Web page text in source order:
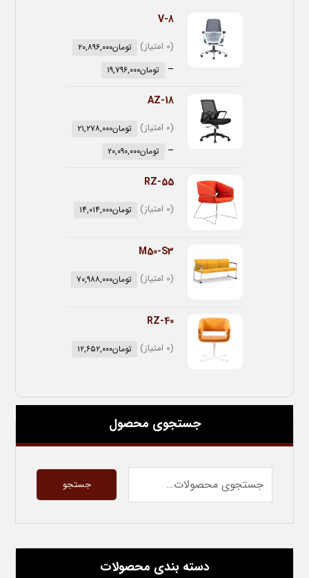
V-8
(0 امتیاز) تومان۲۰,۸۹۶,۰۰۰
– تومان۱۹,۷۹۶,۰۰۰
AZ-18
(0 امتیاز) تومان۲۱,۲۷۸,۰۰۰
– تومان۲۰,۰۹۰,۰۰۰
RZ-55
(0 امتیاز) تومان۱۴,۰۱۴,۰۰۰
M50-S3
(0 امتیاز) تومان۷۰,۹۸۸,۰۰۰
RZ-40
(0 امتیاز) تومان۱۲,۶۵۲,۰۰۰
جستجوی محصول
جستجو
دسته بندی محصولات